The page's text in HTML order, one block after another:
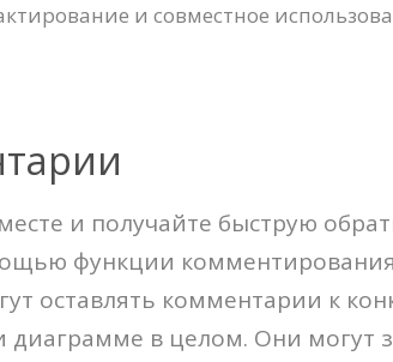
и совместное
и получайте быструю
функции
оставлять комментарии к
диаграмме в целом. Они могут